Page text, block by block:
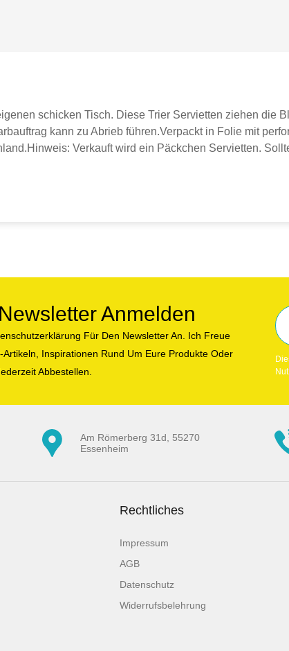
schicken Tisch. Diese Trier Servietten ziehen die
kann zu Abrieb führen.Verpackt in Folie mit
Verkauft wird ein Päckchen Servietten.
Anmelden
Für Den Newsletter An. Ich Freue
Inspirationen Rund Um Eure Produkte Oder
Abbestellen.
Am Römerberg 31d, 55270
Essenheim
Rechtliches
Impressum
AGB
Datenschutz
Widerrufsbelehrung